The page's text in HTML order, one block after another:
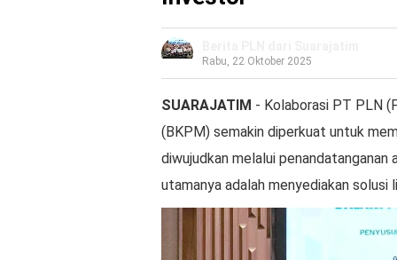
Rabu, 22 Oktober 2025
SUARAJATIM - Kolaborasi PT PLN
(BKPM) semakin diperkuat untuk
diwujudkan melalui penandatanganan
utamanya adalah menyediakan